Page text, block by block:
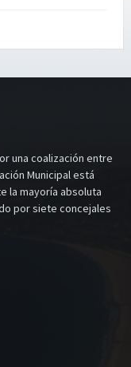
una coalización entre
Municipal está
la mayoría absoluta
por siete concejales